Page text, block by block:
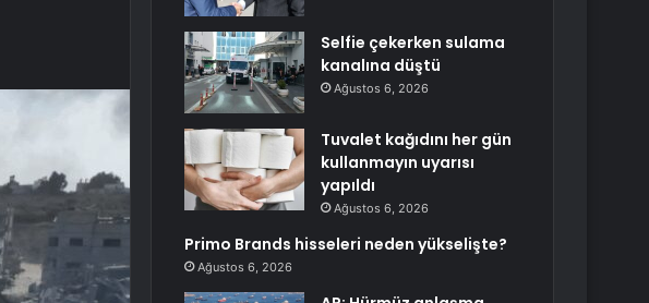
Selfie çekerken sulama
kanalına düştü
Ağustos 6, 2026
Tuvalet kağıdını her gün
kullanmayın uyarısı
yapıldı
Ağustos 6, 2026
Primo Brands hisseleri neden yükselişte?
Ağustos 6, 2026